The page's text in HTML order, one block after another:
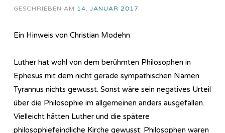
GESCHRIEBEN AM 14. JANUAR 2017
Ein Hinweis von Christian Modehn
Luther hat wohl von dem berühmten Philosophen in
Ephesus mit dem nicht gerade sympathischen Namen
Tyrannus nichts gewusst. Sonst wäre sein negatives Urteil
über die Philosophie im allgemeinen anders ausgefallen.
Vielleicht hätten Luther und die spätere
philosophiefeindliche Kirche gewusst: Philosophen waren